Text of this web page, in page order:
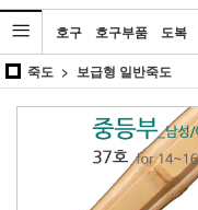
호구 호구부품 도복
죽도
보급형 일반죽도